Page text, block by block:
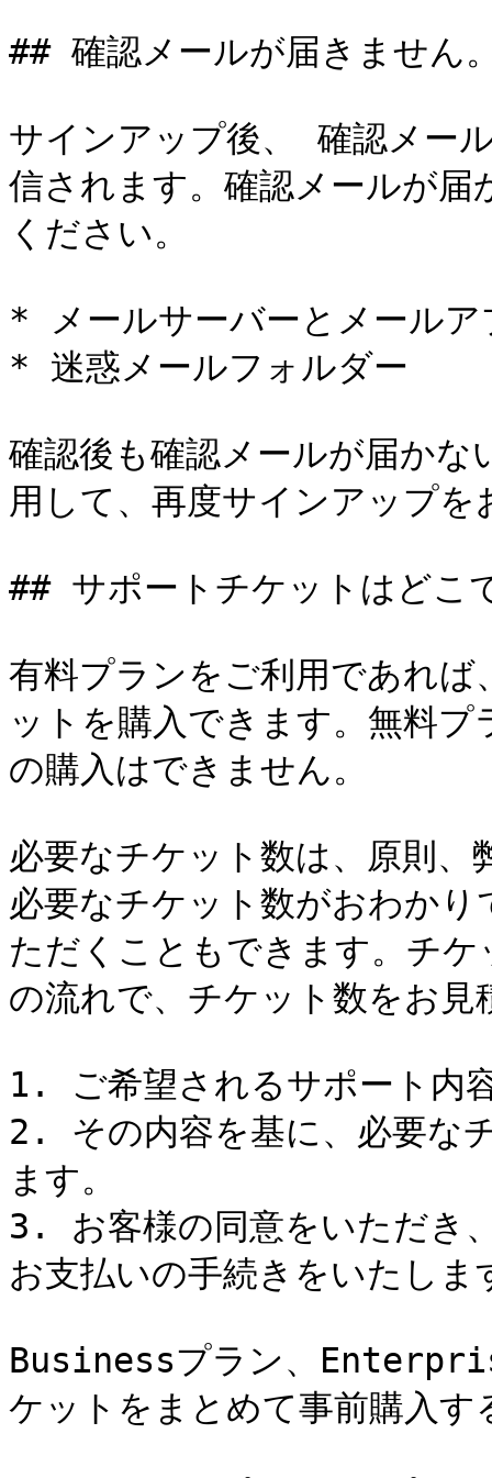
## 確認メールが届きません
サインアップ後、 確認メ
信されます。確認メールが届
ください。
* メールサーバーとメールア
* 迷惑メールフォルダー
確認後も確認メールが届かな
用して、再度サインアップ
## サポートチケットはどこ
有料プランをご利用であれ
ットを購入できます。無料
の購入はできません。
必要なチケット数は、原則
必要なチケット数がおわか
ただくこともできます。チ
の流れで、チケット数をお見
1. ご希望されるサポート内
2. その内容を基に、必要な
ます。
3. お客様の同意をいただき
お支払いの手続きをいたしま
Businessプラン、
ケットをまとめて事前購入す